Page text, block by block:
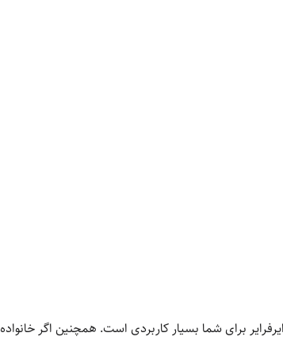
برای شما بسیار کاربردی است. همچنین اگر خانواده